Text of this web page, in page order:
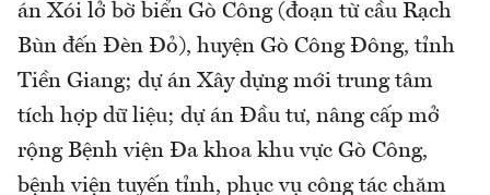
án Xói lở bờ biển Gò Công (đoạn từ cầu Rạch
Bùn đến Đèn Đỏ), huyện Gò Công Đông, tỉnh
Tiền Giang; dự án Xây dựng mới trung tâm
tích hợp dữ liệu; dự án Đầu tư, nâng cấp mở
rộng Bệnh viện Đa khoa khu vực Gò Công,
bệnh viện tuyến tỉnh, phục vụ công tác chăm